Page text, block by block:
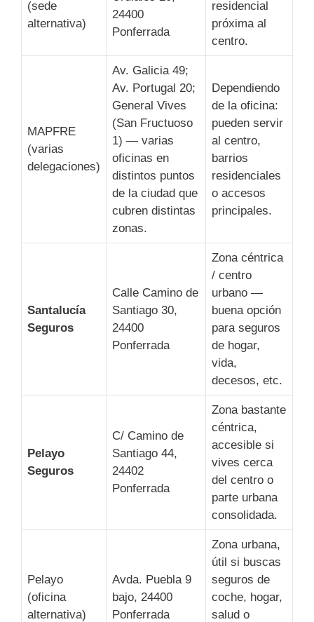
(sede
alternativa)
24400
Ponferrada
residencial
próxima al
centro.
MAPFRE
(varias
delegaciones)
Av. Galicia 49;
Av. Portugal 20;
General Vives
(San Fructuoso
1) — varias
oficinas en
distintos puntos
de la ciudad que
cubren distintas
zonas.
Dependiendo
de la oficina:
pueden servir
al centro,
barrios
residenciales
o accesos
principales.
Santalucía
Seguros
Calle Camino de
Santiago 30,
24400
Ponferrada
Zona céntrica
/ centro
urbano —
buena opción
para seguros
de hogar,
vida,
decesos, etc.
Pelayo
Seguros
C/ Camino de
Santiago 44,
24402
Ponferrada
Zona bastante
céntrica,
accesible si
vives cerca
del centro o
parte urbana
consolidada.
Pelayo
(oficina
alternativa)
Avda. Puebla 9
bajo, 24400
Ponferrada
Zona urbana,
útil si buscas
seguros de
coche, hogar,
salud o